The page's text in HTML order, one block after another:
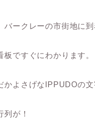
バークレーの市街地に
ですぐにわかります。
かよさげなIPPUDOの文
列が！